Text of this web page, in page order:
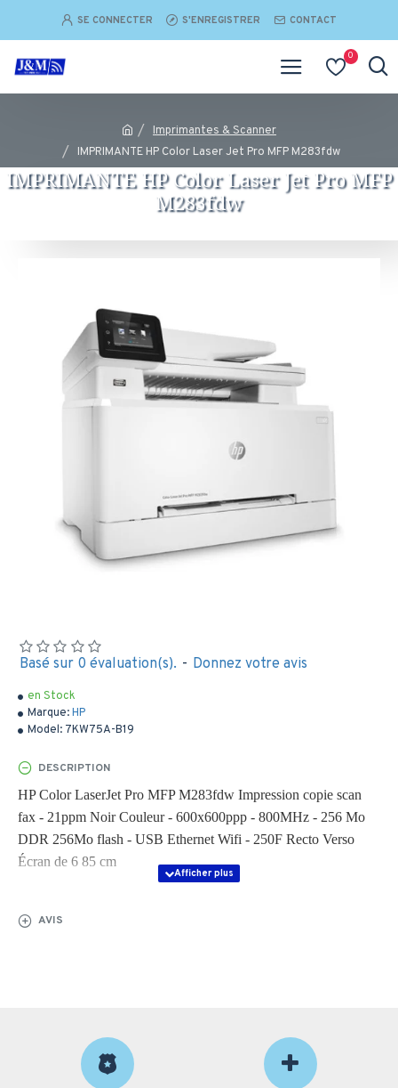
SE CONNECTER S'ENREGISTRER CONTACT
0
Imprimantes & Scanner
IMPRIMANTE HP Color Laser Jet Pro MFP M283fdw
IMPRIMANTE HP Color Laser Jet Pro MFP
M283fdw
en Stock
Marque:HP
Model: 7KW75A-B19
Basé sur 0 évaluation(s). - Donnez votre avis
DESCRIPTION
HP Color LaserJet Pro MFP M283fdw Impression copie scan
fax - 21ppm Noir Couleur - 600x600ppp - 800MHz - 256 Mo
DDR 256Mo flash - USB Ethernet Wifi - 250F Recto Verso
Écran de 6 85 cm
AVIS